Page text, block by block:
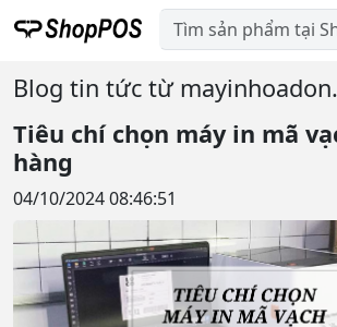
Blog tin tức từ
Tiêu chí chọn máy in mã
hàng
04/10/2024 08:46:51